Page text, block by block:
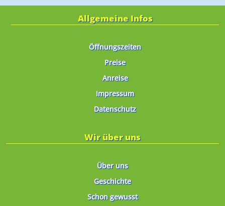
Allgemeine Infos
Öffnungszeiten
Preise
Anreise
Impressum
Datenschutz
Wir über uns
Über uns
Geschichte
Schon gewusst